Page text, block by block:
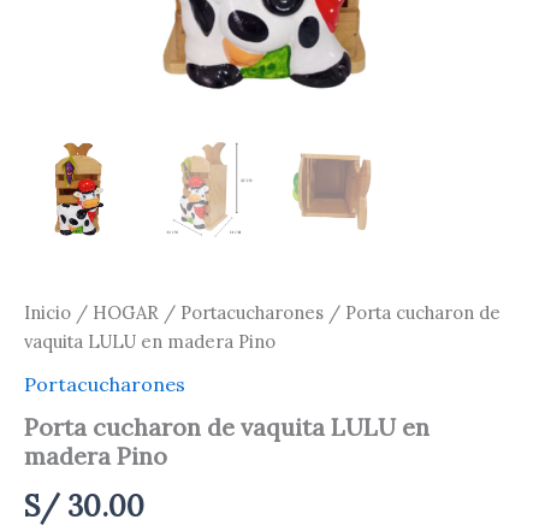
Inicio / HOGAR / Portacucharones / Porta cucharon de
vaquita LULU en madera Pino
Portacucharones
Porta cucharon de vaquita LULU en
madera Pino
S/ 30.00